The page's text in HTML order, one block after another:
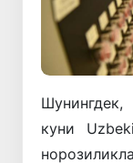
куни